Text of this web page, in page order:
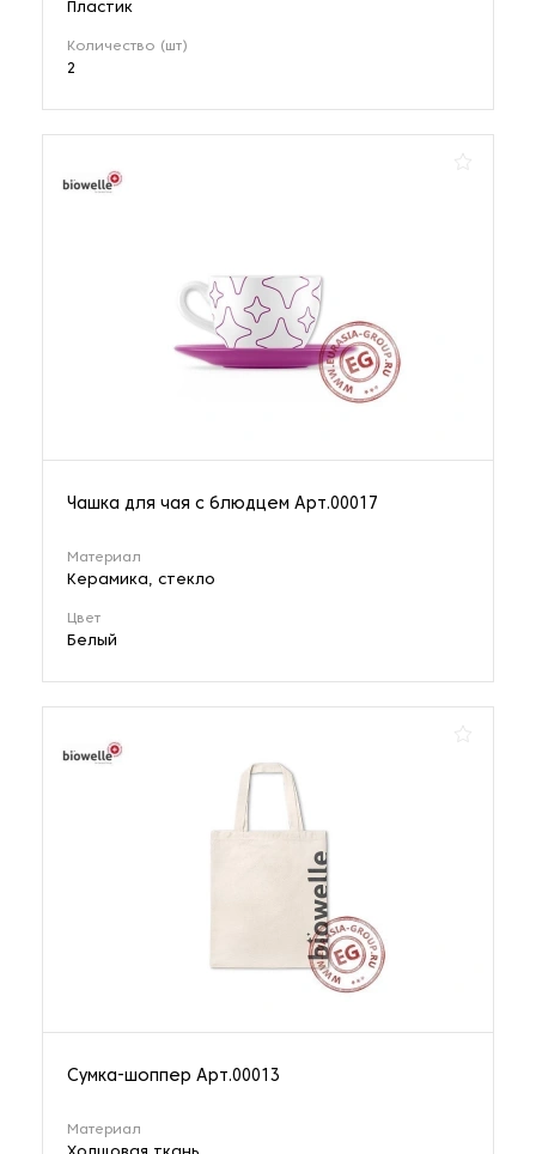
Пластик
Количество (шт)
2
Чашка для чая с блюдцем Арт.00017
Материал
Керамика, стекло
Цвет
Белый
Сумка-шоппер Арт.00013
Материал